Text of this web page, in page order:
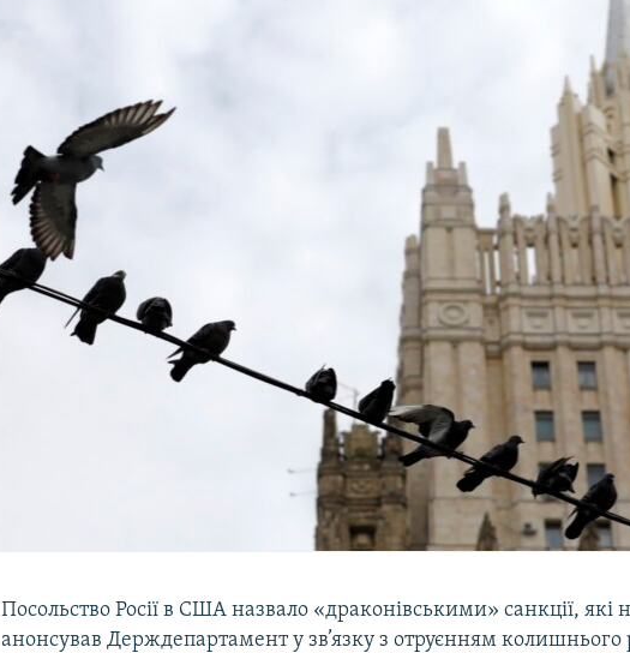
Посольство Росії в США назвало «драконівськими» санкції, які
анонсував Держдепартамент у зв’язку з отруєнням колишнього